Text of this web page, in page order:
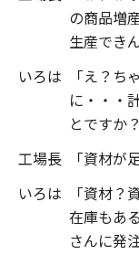
の商品増
生産でき
いろは
「え？
に・・・
とですか？
工場長
「資材が
いろは
「資材？
在庫もあ
さんに発